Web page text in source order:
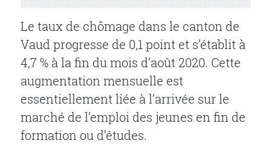
Le taux de chômage dans le canton de
Vaud progresse de 0,1 point et s’établit à
4,7 % à la fin du mois d’août 2020. Cette
augmentation mensuelle est
essentiellement liée à l’arrivée sur le
marché de l’emploi des jeunes en fin de
formation ou d’études.